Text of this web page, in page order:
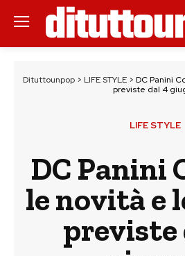
Dituttounpop > LIFE STYLE > DC Panini
previste dal 4
LIFE STYLE
DC Panini
le novità e
previste